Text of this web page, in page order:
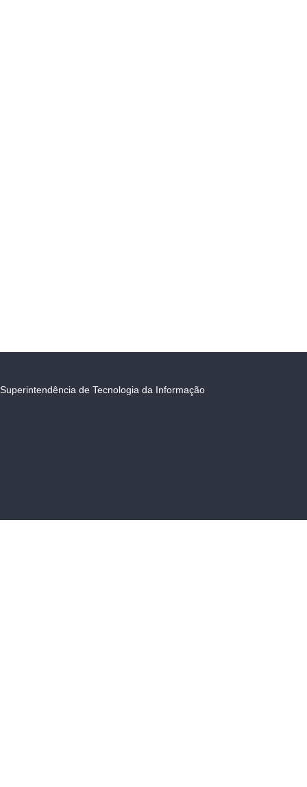
Superintendência de Tecnologia da Informação